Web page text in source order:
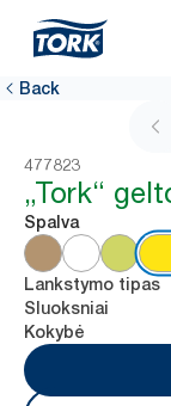
Back
477823
„Tork“
Spalva
Lankstymo tipas
Sluoksniai
Kokybė